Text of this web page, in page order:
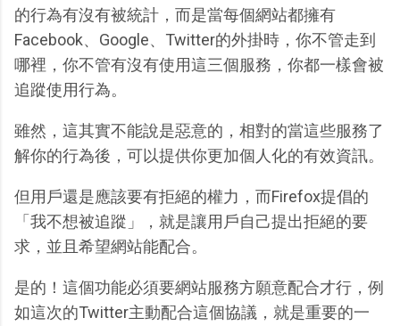
的行為有沒有被統計，而是當每個網站都擁有
Facebook、Google、Twitter的外掛時，你不管走到
哪裡，你不管有沒有使用這三個服務，你都一樣會被
追蹤使用行為。
雖然，這其實不能說是惡意的，相對的當這些服務了
解你的行為後，可以提供你更加個人化的有效資訊。
但用戶還是應該要有拒絕的權力，而Firefox提倡的
「我不想被追蹤」，就是讓用戶自己提出拒絕的要
求，並且希望網站能配合。
是的！這個功能必須要網站服務方願意配合才行，例
如這次的Twitter主動配合這個協議，就是重要的一